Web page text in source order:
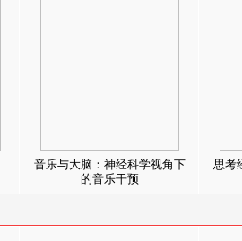
音乐与大脑：神经科学视角下
的音乐干预
思考